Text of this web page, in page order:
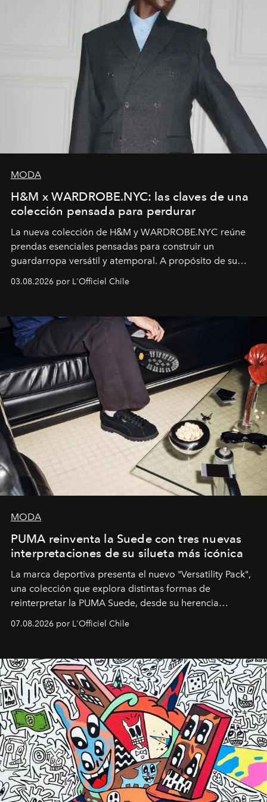
MODA
H&M x WARDROBE.NYC: las claves de una
colección pensada para perdurar
La nueva colección de H&M y WARDROBE.NYC reúne
prendas esenciales pensadas para construir un
guardarropa versátil y atemporal. A propósito de su
lanzamiento, los fundadores de la firma neoyorquina y
la asesora creativa y jefa de diseño global de la marca
y la filosofía detrás de la propuesta.
03.08.2026 por L'Officiel Chile
MODA
PUMA reinventa la Suede con tres nuevas
interpretaciones de su silueta más icónica
La marca deportiva presenta el nuevo "Versatility Pack",
una colección que explora distintas formas de
reinterpretar la PUMA Suede, desde su herencia
deportiva hasta una mirada moderna inspirada en el
diseño y el universo outdoor.
07.08.2026 por L'Officiel Chile